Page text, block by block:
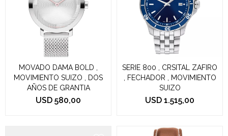
MOVADO DAMA BOLD ,
MOVIMIENTO SUIZO , DOS
AÑOS DE GRANTIA
USD 580,00
SERIE 800 , CRSITAL ZAFIRO
, FECHADOR , MOVIMIENTO
SUIZO
USD 1.515,00